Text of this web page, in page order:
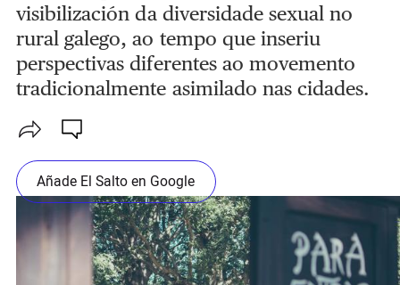
visibilización da diversidade sexual no
rural galego, ao tempo que inseriu
perspectivas diferentes ao movemento
tradicionalmente asimilado nas cidades.
Añade El Salto en Google